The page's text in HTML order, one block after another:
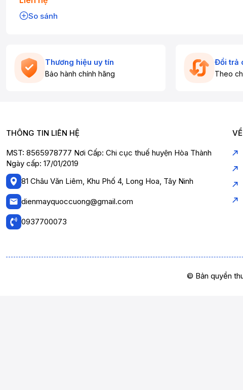
So sánh
Thương hiệu uy tín
Bảo hành chính hãng
Đổi trả
Theo
THÔNG TIN LIÊN HỆ
MST: 8565978777 Nơi Cấp: Chi cục thuế huyện Hòa Thành
Ngày cấp: 17/01/2019
81 Châu Văn Liêm, Khu Phố 4, Long Hoa, Tây Ninh
dienmayquoccuong@gmail.com
0937700073
© Bản quyền